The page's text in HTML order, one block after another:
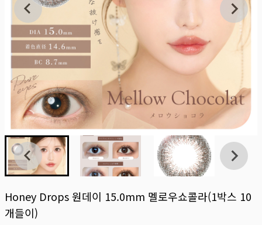
Honey Drops 원데이 15.0mm 멜로우쇼콜라(1박스 10
개들이)